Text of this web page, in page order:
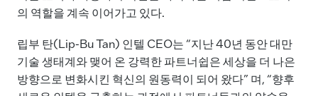
의 역할을 계속 이어가고 있다.
립부 탄(Lip-Bu Tan) 인텔 CEO는 “지난 40년 동안 대만
기술 생태계와 맺어 온 강력한 파트너쉽은 세상을 더 나은
방향으로 변화시킨 혁신의 원동력이 되어 왔다” 며, “향후